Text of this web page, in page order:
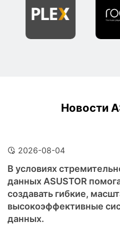
Новости
2026-08-04
В условиях
данных ASUSTOR
создавать гибкие,
высокоэффективные
данных.